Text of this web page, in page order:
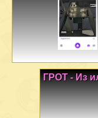
ГРОТ - Из